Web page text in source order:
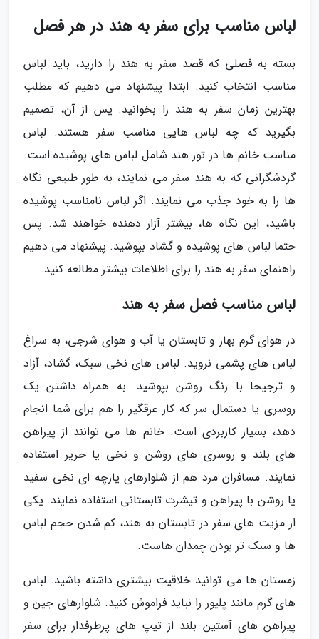
لباس مناسب برای سفر به هند در هر فصل
بسته به فصلی که قصد سفر به هند را دارید، باید لباس
مناسب انتخاب کنید. ابتدا پیشنهاد می دهیم که مطلب
بهترین زمان سفر به هند را بخوانید. پس از آن، تصمیم
بگیرید که چه لباس هایی مناسب سفر هستند. لباس
مناسب خانم ها در تور هند شامل لباس های پوشیده است.
گردشگرانی که به هند سفر می نمایند، به طور طبیعی نگاه
ها را به خود جذب می نمایند. اگر لباس نامناسب پوشیده
باشید، این نگاه ها، بیشتر آزار دهنده خواهند شد. پس
حتما لباس های پوشیده و گشاد بپوشید. پیشنهاد می دهیم
راهنمای سفر به هند را برای اطلاعات بیشتر مطالعه کنید.
لباس مناسب فصل سفر به هند
در هوای گرم بهار و تابستان یا آب و هوای شرجی، به سراغ
لباس های پشمی نروید. لباس های نخی سبک، گشاد، آزاد
و ترجیحا با رنگ روشن بپوشید. به همراه داشتن یک
روسری یا دستمال سر که کار عرقگیر را هم برای شما انجام
دهد، بسیار کاربردی است. خانم ها می توانند از پیراهن
های بلند و روسری های روشن و نخی یا حریر استفاده
نمایند. مسافران مرد هم از شلوارهای پارچه ای نخی سفید
یا روشن با پیراهن و تیشرت تابستانی استفاده نمایند. یکی
از مزیت های سفر در تابستان به هند، کم شدن حجم لباس
ها و سبک تر بودن چمدان هاست.
زمستان ها می توانید خلاقیت بیشتری داشته باشید. لباس
های گرم مانند پلیور را نباید فراموش کنید. شلوارهای جین و
پیراهن های آستین بلند از تیپ های پرطرفدار برای سفر